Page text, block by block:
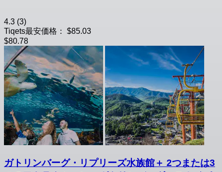
4.3 (3)
Tiqets最安価格：
$85.03
$80.78
ガトリンバーグ・リプリーズ水族館＋ 2つまたは3